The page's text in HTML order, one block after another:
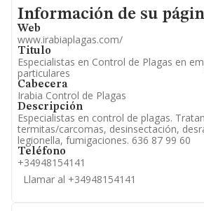
Información oficial y registral
Informacion de su página web
Información de su
Web
www.irabiaplagas.com/
Titulo
Especialistas en Control de Plagas en
particulares
Cabecera
Irabia Control de Plagas
Descripción
Especialistas en control de plagas.
termitas/carcomas, desinsectación,
legionella, fumigaciones. 636 87 99 60
Teléfono
+34948154141
Llamar al +34948154141